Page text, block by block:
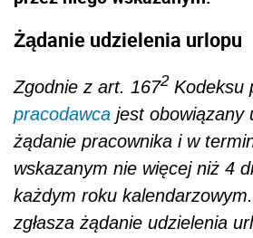
Żądanie udzielenia urlopu
Zgodnie z art. 1672 Kodeksu
pracodawca jest obowiązany
żądanie pracownika i w
wskazanym nie więcej niż 4
każdym roku
zgłasza żądanie udzielenia